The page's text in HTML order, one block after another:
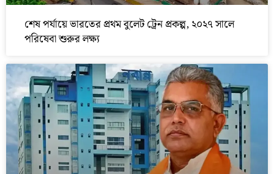
শেষ পর্যায়ে ভারতের প্রথম বুলেট ট্রেন প্রকল্প, ২০২৭ সালে
পরিষেবা শুরুর লক্ষ্য